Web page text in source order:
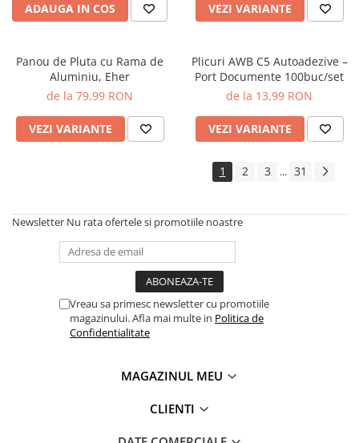
ADAUGA IN COS VEZI VARIANTE
Panou de Pluta cu Rama de
Aluminiu, Eher
de la 79,99 RON
VEZI VARIANTE
Plicuri AWB C5 Autoadezive –
Port Documente 100buc/set
de la 13,99 RON
VEZI VARIANTE
1 2 3 ... 31
Newsletter Nu rata ofertele si promotiile noastre
Vreau sa primesc newsletter cu promotiile
magazinului. Afla mai multe in Politica de
Confidentialitate
MAGAZINUL MEU
CLIENTI